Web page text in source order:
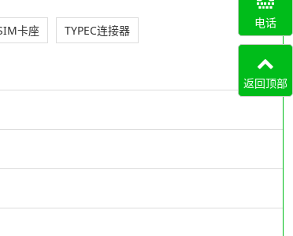
卡座 TYPEC连接器
电话
返回顶部